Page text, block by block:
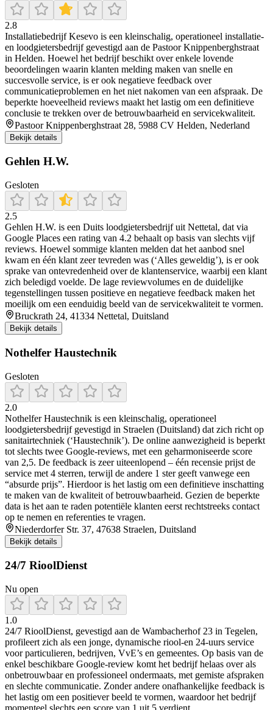
2.8
Installatiebedrijf Kesevo is een kleinschalig, operationeel installatie-
en loodgietersbedrijf gevestigd aan de Pastoor Knippenberghstraat
in Helden. Hoewel het bedrijf beschikt over enkele lovende
beoordelingen waarin klanten melding maken van snelle en
succesvolle service, is er ook negatieve feedback over
communicatieproblemen en het niet nakomen van een afspraak. De
beperkte hoeveelheid reviews maakt het lastig om een definitieve
conclusie te trekken over de betrouwbaarheid en servicekwaliteit.
Pastoor Knippenberghstraat 28, 5988 CV Helden, Nederland
Bekijk details
Gehlen H.W.
Gesloten
2.5
Gehlen H.W. is een Duits loodgietersbedrijf uit Nettetal, dat via
Google Places een rating van 4.2 behaalt op basis van slechts vijf
reviews. Hoewel sommige klanten melden dat het aanbod snel
kwam en één klant zeer tevreden was (‘Alles geweldig’), is er ook
sprake van ontevredenheid over de klantenservice, waarbij een klant
zich beledigd voelde. De lage reviewvolumes en de duidelijke
tegenstellingen tussen positieve en negatieve feedback maken het
moeilijk om een eenduidig beeld van de servicekwaliteit te vormen.
Bruckrath 24, 41334 Nettetal, Duitsland
Bekijk details
Nothelfer Haustechnik
Gesloten
2.0
Nothelfer Haustechnik is een kleinschalig, operationeel
loodgietersbedrijf gevestigd in Straelen (Duitsland) dat zich richt op
sanitairtechniek (‘Haustechnik’). De online aanwezigheid is beperkt
tot slechts twee Google-reviews, met een geharmoniseerde score
van 2,5. De feedback is zeer uiteenlopend – één recensie prijst de
service met 4 sterren, terwijl de andere 1 ster geeft vanwege een
“absurde prijs”. Hierdoor is het lastig om een definitieve inschatting
te maken van de kwaliteit of betrouwbaarheid. Gezien de beperkte
data is het aan te raden potentiële klanten eerst rechtstreeks contact
op te nemen en referenties te vragen.
Niederdorfer Str. 37, 47638 Straelen, Duitsland
Bekijk details
24/7 RioolDienst
Nu open
1.0
24/7 RioolDienst, gevestigd aan de Wambacherhof 23 in Tegelen,
profileert zich als een jonge, dynamische riool‑en 24‑uurs service
voor particulieren, bedrijven, VvE’s en gemeentes. Op basis van de
enkel beschikbare Google‑review komt het bedrijf helaas over als
onbetrouwbaar en professioneel ondermaats, met gemiste afspraken
en slechte communicatie. Zonder andere onafhankelijke feedback is
het lastig om een positiever beeld te vormen, waardoor het bedrijf
momenteel slechts een score van 1 uit 5 verdient.